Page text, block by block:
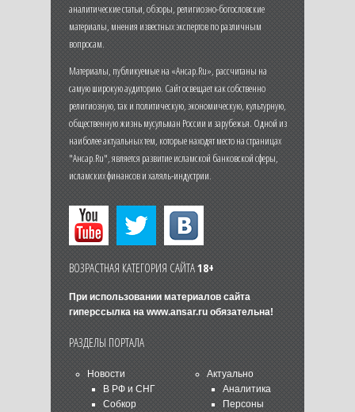
аналитические статьи, обзоры, религиозно-богословские
материалы, мнения известных экспертов по различным
вопросам.
Материалы, публикуемые на «Ансар.Ru», рассчитаны на
самую широкую аудиторию. Сайт освещает как собственно
религиозную, так и политическую, экономическую, культурную,
общественную жизнь мусульман России и зарубежья. Одной из
наиболее актуальных тем, которые находят место на страницах
"Ансар.Ru", является развитие исламской банковской сферы,
исламских финансов и халяль-индустрии.
ВОЗРАСТНАЯ КАТЕГОРИЯ САЙТА18+
При использовании материалов сайта
гиперссылка на www.ansar.ruобязательна!
РАЗДЕЛЫ ПОРТАЛА
Новости
В РФ и СНГ
Собкор
Актуально
Аналитика
Персоны